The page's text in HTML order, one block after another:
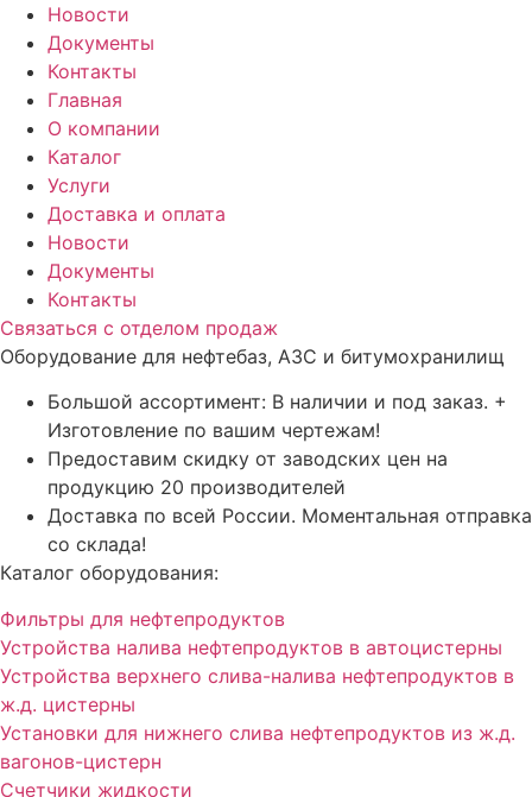
Новости
Документы
Контакты
Главная
О компании
Каталог
Услуги
Доставка и оплата
Новости
Документы
Контакты
Связаться с отделом продаж
Оборудование для нефтебаз, АЗС и битумохранилищ
Большой ассортимент: В наличии и под заказ. +
Изготовление по вашим чертежам!
Предоставим скидку от заводских цен на
продукцию 20 производителей
Доставка по всей России. Моментальная отправка
со склада!
Каталог оборудования:
Фильтры для нефтепродуктов
Устройства налива нефтепродуктов в автоцистерны
Устройства верхнего слива-налива нефтепродуктов в
ж.д. цистерны
Установки для нижнего слива нефтепродуктов из ж.д.
вагонов-цистерн
Счетчики жидкости